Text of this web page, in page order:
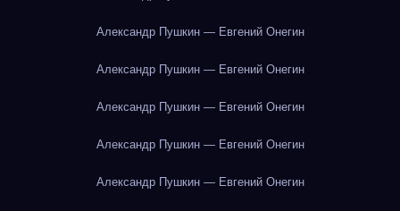
Александр Пушкин — Евгений Онегин
Александр Пушкин — Евгений Онегин
Александр Пушкин — Евгений Онегин
Александр Пушкин — Евгений Онегин
Александр Пушкин — Евгений Онегин